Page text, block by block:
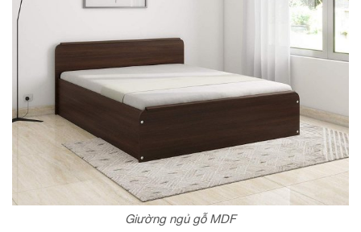
Giường ngủ gỗ MDF